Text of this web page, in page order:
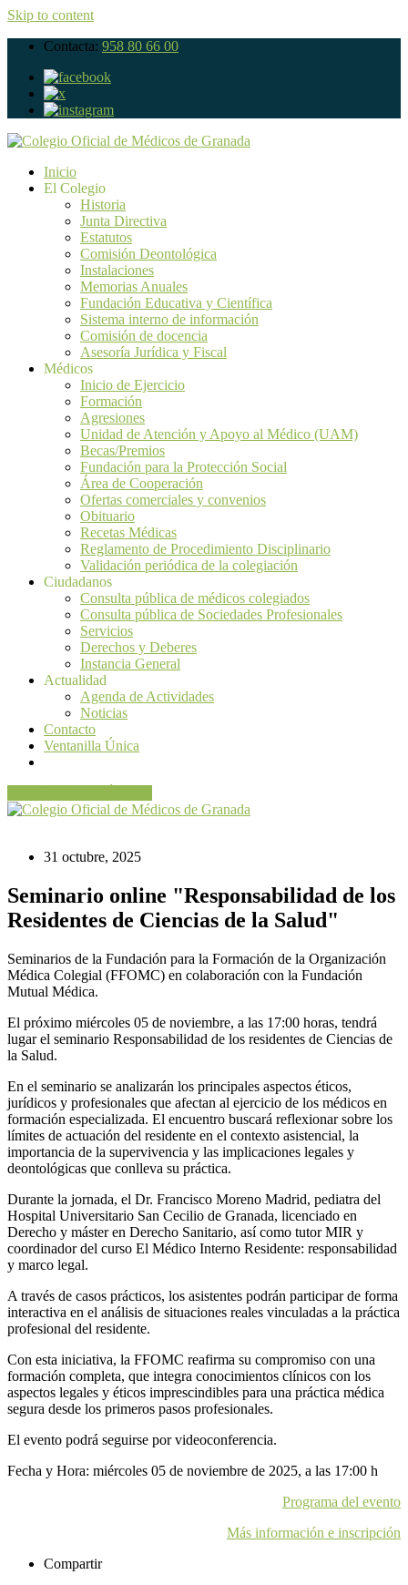
Skip to content
Contacta: 958 80 66 00
Inicio
El Colegio
Historia
Junta Directiva
Estatutos
Comisión Deontológica
Instalaciones
Memorias Anuales
Fundación Educativa y Científica
Sistema interno de información
Comisión de docencia
Asesoría Jurídica y Fiscal
Médicos
Inicio de Ejercicio
Formación
Agresiones
Unidad de Atención y Apoyo al Médico (UAM)
Becas/Premios
Fundación para la Protección Social
Área de Cooperación
Ofertas comerciales y convenios
Obituario
Recetas Médicas
Reglamento de Procedimiento Disciplinario
Validación periódica de la colegiación
Ciudadanos
Consulta pública de médicos colegiados
Consulta pública de Sociedades Profesionales
Servicios
Derechos y Deberes
Instancia General
Actualidad
Agenda de Actividades
Noticias
Contacto
Ventanilla Única
31 octubre, 2025
Seminario online "Responsabilidad de los
Residentes de Ciencias de la Salud"
Seminarios de la Fundación para la Formación de la Organización
Médica Colegial (FFOMC) en colaboración con la Fundación
Mutual Médica.
El próximo miércoles 05 de noviembre, a las 17:00 horas, tendrá
lugar el seminario Responsabilidad de los residentes de Ciencias de
la Salud.
En el seminario se analizarán los principales aspectos éticos,
jurídicos y profesionales que afectan al ejercicio de los médicos en
formación especializada. El encuentro buscará reflexionar sobre los
límites de actuación del residente en el contexto asistencial, la
importancia de la supervivencia y las implicaciones legales y
deontológicas que conlleva su práctica.
Durante la jornada, el Dr. Francisco Moreno Madrid, pediatra del
Hospital Universitario San Cecilio de Granada, licenciado en
Derecho y máster en Derecho Sanitario, así como tutor MIR y
coordinador del curso El Médico Interno Residente: responsabilidad
y marco legal.
A través de casos prácticos, los asistentes podrán participar de forma
interactiva en el análisis de situaciones reales vinculadas a la práctica
profesional del residente.
Con esta iniciativa, la FFOMC reafirma su compromiso con una
formación completa, que integra conocimientos clínicos con los
aspectos legales y éticos imprescindibles para una práctica médica
segura desde los primeros pasos profesionales.
El evento podrá seguirse por videoconferencia.
Fecha y Hora: miércoles 05 de noviembre de 2025, a las 17:00 h
Programa del evento
Más información e inscripción
Compartir